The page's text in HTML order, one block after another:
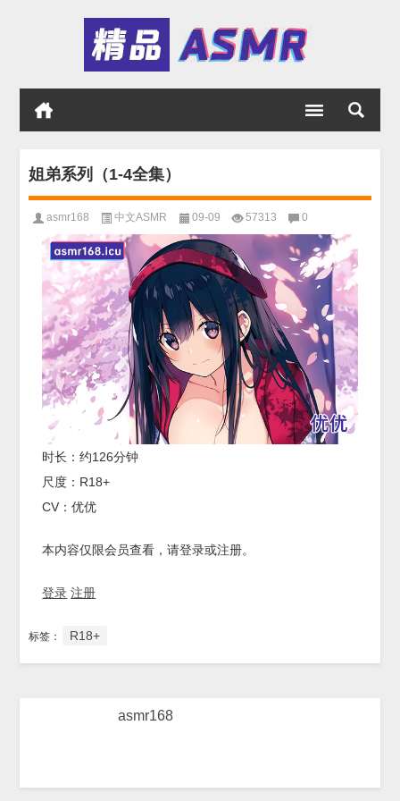
姐弟系列（1-4全集）
asmr168 中文ASMR 09-09 57313 0
时长：约126分钟
尺度：R18+
CV：优优
本内容仅限会员查看，请登录或注册。
登录 注册
标签： R18+
asmr168